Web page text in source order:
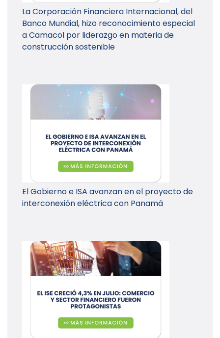
La Corporación Financiera Internacional, del
Banco Mundial, hizo reconocimiento especial
a Camacol por liderazgo en materia de
construcción sostenible
El Gobierno e ISA avanzan en el proyecto de
interconexión eléctrica con Panamá